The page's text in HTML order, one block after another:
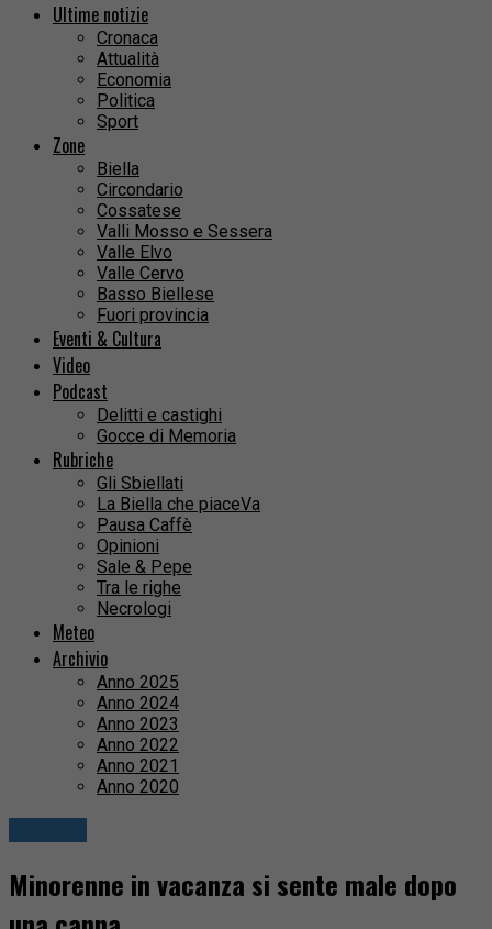
Ultime notizie
Cronaca
Attualità
Economia
Politica
Sport
Zone
Biella
Circondario
Cossatese
Valli Mosso e Sessera
Valle Elvo
Valle Cervo
Basso Biellese
Fuori provincia
Eventi & Cultura
Video
Podcast
Delitti e castighi
Gocce di Memoria
Rubriche
Gli Sbiellati
La Biella che piaceVa
Pausa Caffè
Opinioni
Sale & Pepe
Tra le righe
Necrologi
Meteo
Archivio
Anno 2025
Anno 2024
Anno 2023
Anno 2022
Anno 2021
Anno 2020
Minorenne in vacanza si sente male dopo